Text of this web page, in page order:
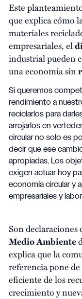
Este
que explica cómo
materiales
empresariales, el
industrial pueden
una economía sin
Si queremos
rendimiento a
reciclarlos para
arrojarlos en
circular no solo es
decir que ese
apropiadas. Los
exigen actuar hoy
economía circular y
empresariales y
Son declaraciones
Medio Ambiente
explica que la
referencia pone
eficiente de los
crecimiento y